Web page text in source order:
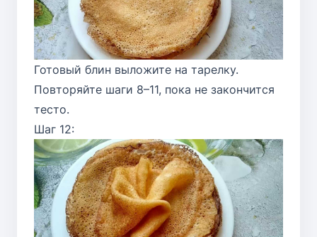
Готовый блин выложите на тарелку.
Повторяйте шаги 8–11, пока не закончится
тесто.
Шаг 12: